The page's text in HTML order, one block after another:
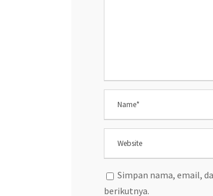
Simpan nama, email,
berikutnya.